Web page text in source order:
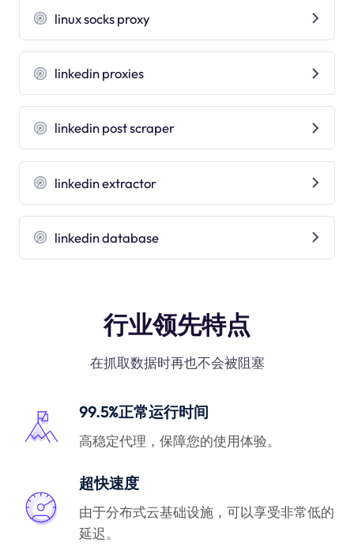
linux socks proxy
linkedin proxies
linkedin post scraper
linkedin extractor
linkedin database
行业领先特点
在抓取数据时再也不会被阻塞
99.5%正常运行时间
高稳定代理，保障您的使用体验。
超快速度
由于分布式云基础设施，可以享受非常低的
延迟。